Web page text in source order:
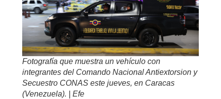
Fotografía que muestra un vehículo con
integrantes del Comando Nacional Antiextorsion y
Secuestro CONAS este jueves, en Caracas
(Venezuela). | Efe